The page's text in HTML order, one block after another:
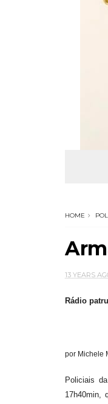
HOME
13 YEARS
Rádio
por Michele
Policiais
17h40min,